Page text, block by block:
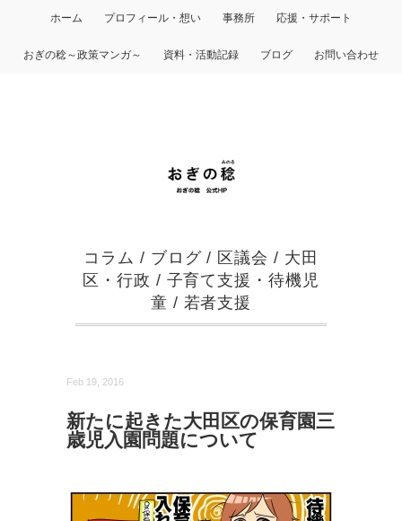
ホーム プロフィール・想い 事務所 応援・サポート
おぎの稔～政策マンガ～ 資料・活動記録 ブログ お問い合わせ
コラム / ブログ/ 区議会 / 大田
区・行政 / 子育て支援・待機児
童 / 若者支援
Feb 19, 2016
新たに起きた大田区の保育園三
歳児入園問題について